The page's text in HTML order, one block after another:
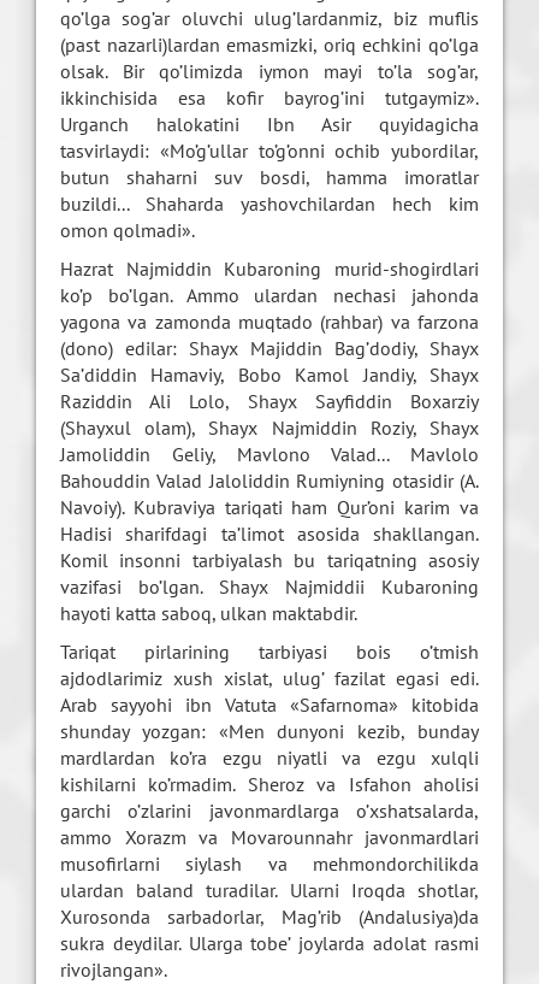
qo’lga sog’ar oluvchi ulug’lardanmiz, biz muflis
(past nazarli)lardan emasmizki, oriq echkini qo’lga
olsak. Bir qo’limizda iymon mayi to’la sog’ar,
ikkinchisida esa kofir bayrog’ini tutgaymiz».
Urganch halokatini Ibn Asir quyidagicha
tasvirlaydi: «Mo’g’ullar to’g’onni ochib yubordilar,
butun shaharni suv bosdi, hamma imoratlar
buzildi... Shaharda yashovchilardan hech kim
omon qolmadi».
Hazrat Najmiddin Kubaroning murid-shogirdlari
ko’p bo’lgan. Ammo ulardan nechasi jahonda
yagona va zamonda muqtado (rahbar) va farzona
(dono) edilar: Shayx Majiddin Bag’dodiy, Shayx
Sa’diddin Hamaviy, Bobo Kamol Jandiy, Shayx
Raziddin Ali Lolo, Shayx Sayfiddin Boxarziy
(Shayxul olam), Shayx Najmiddin Roziy, Shayx
Jamoliddin Geliy, Mavlono Valad... Mavlolo
Bahouddin Valad Jaloliddin Rumiyning otasidir (A.
Navoiy). Kubraviya tariqati ham Qur’oni karim va
Hadisi sharifdagi ta’limot asosida shakllangan.
Komil insonni tarbiyalash bu tariqatning asosiy
vazifasi bo’lgan. Shayx Najmiddii Kubaroning
hayoti katta saboq, ulkan maktabdir.
Tariqat pirlarining tarbiyasi bois o’tmish
ajdodlarimiz xush xislat, ulug’ fazilat egasi edi.
Arab sayyohi ibn Vatuta «Safarnoma» kitobida
shunday yozgan: «Men dunyoni kezib, bunday
mardlardan ko’ra ezgu niyatli va ezgu xulqli
kishilarni ko’rmadim. Sheroz va Isfahon aholisi
garchi o’zlarini javonmardlarga o’xshatsalarda,
ammo Xorazm va Movarounnahr javonmardlari
musofirlarni siylash va mehmondorchilikda
ulardan baland turadilar. Ularni Iroqda shotlar,
Xurosonda sarbadorlar, Mag’rib (Andalusiya)da
sukra deydilar. Ularga tobe’ joylarda adolat rasmi
rivojlangan».